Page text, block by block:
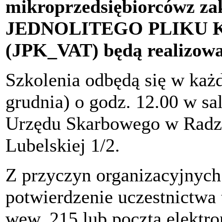
mikroprzedsiębiorcówz
JEDNOLITEGO PLIKU
(JPK_VAT) będą
Szkolenia odbędą się w
grudnia) o godz. 12.00 w
Urzędu Skarbowego w
Lubelskiej 1/2.
Z przyczyn
potwierdzenie